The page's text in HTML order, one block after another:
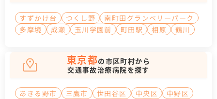
すずかけ台 つくし野
南町田グランベリーパーク
多摩境
成瀬 玉川学園前 町田駅 相原 鶴川
東京都の市区町村から
交通事故治療病院を探す
あきる野市 三鷹市 世田谷区 中央区
中野区